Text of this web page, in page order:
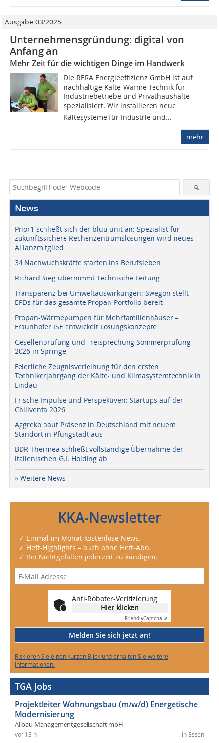
Ausgabe 03/2025
Unternehmensgründung: digital von
Anfang an
Mehr Zeit für die wichtigen Dinge im Handwerk
Die RERA Energieeffizienz GmbH ist auf
nachhaltige Kälte-Wärme-Technik für
Industriebetriebe und Privathaushalte
spezialisiert. Wir installieren neue
Kältesysteme für Industrie und...
mehr
News
Prior1 schließt sich der bluu unit an: Spezialist für
zukunftssichere Rechenzentrumslösungen wird neues
Allianzmitglied
34 Nachwuchskräfte starten ins Berufsleben
Richard Sieg übernimmt Technische Leitung
Transparenz bei Umweltauswirkungen: Swegon stellt
EPDs für das gesamte Propan-Portfolio bereit
Propan-Wärmepumpen für Mehrfamilienhäuser –
Fraunhofer ISE entwickelt Lösungskonzepte
Gesellenprüfung und Freisprechung Sommerprüfung
2026 in Springe
Feierliche Zeugnisverleihung für den ersten
Technikerjahrgang der Kälte- und Klimasystemtechnik in
Lindau
Frische Impulse und Perspektiven: Startups auf der
Chillventa 2026
Aggreko baut Präsenz in Deutschland mit neuem
Standort in Pfungstadt aus
BDR Thermea schließt vollständige Übernahme der
italienischen G.I. Holding ab
» Weitere News
KKA-Newsletter
✓ Einmal im Monat kostenlose News.
✓ Heft-Highlights – auch ohne Heft-Abo.
✓ Bei Nichtgefallen jederzeit zu kündigen.
Anti-Roboter-Verifizierung
Hier klicken
FriendlyCaptcha ⇗
Melden Sie sich jetzt an!
Riskieren Sie einen kurzen Blick und erhalten Sie weitere
Informationen.
TGA Jobs
Projektleiter Wohnungsbau (m/w/d) Energetische
Modernisierung
Allbau Managementgesellschaft mbH
in Essen
vor 13 h